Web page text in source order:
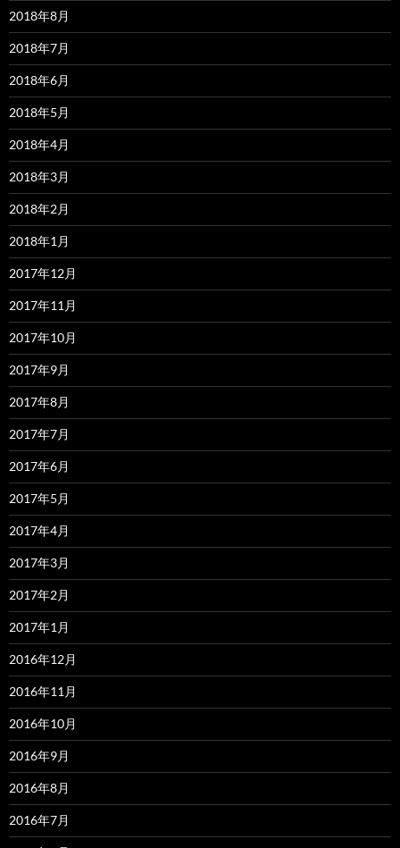
2018年8月
2018年7月
2018年6月
2018年5月
2018年4月
2018年3月
2018年2月
2018年1月
2017年12月
2017年11月
2017年10月
2017年9月
2017年8月
2017年7月
2017年6月
2017年5月
2017年4月
2017年3月
2017年2月
2017年1月
2016年12月
2016年11月
2016年10月
2016年9月
2016年8月
2016年7月